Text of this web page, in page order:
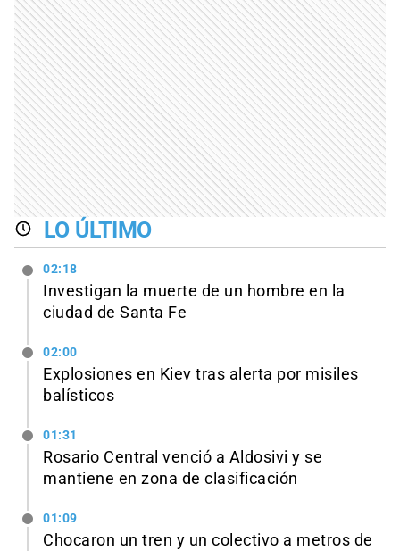
LO ÚLTIMO
02:18
Investigan la muerte de un hombre en la
ciudad de Santa Fe
02:00
Explosiones en Kiev tras alerta por misiles
balísticos
01:31
Rosario Central venció a Aldosivi y se
mantiene en zona de clasificación
01:09
Chocaron un tren y un colectivo a metros de